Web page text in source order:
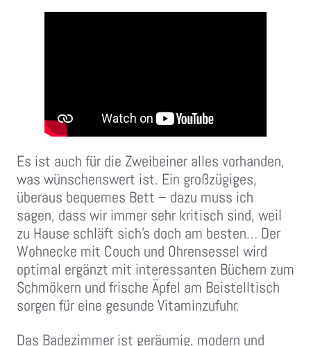
Es ist auch für die Zweibeiner alles vorhanden,
was wünschenswert ist. Ein großzügiges,
überaus bequemes Bett – dazu muss ich
sagen, dass wir immer sehr kritisch sind, weil
zu Hause schläft sich’s doch am besten… Der
Wohnecke mit Couch und Ohrensessel wird
optimal ergänzt mit interessanten Büchern zum
Schmökern und frische Äpfel am Beistelltisch
sorgen für eine gesunde Vitaminzufuhr.
Das Badezimmer ist geräumig, modern und